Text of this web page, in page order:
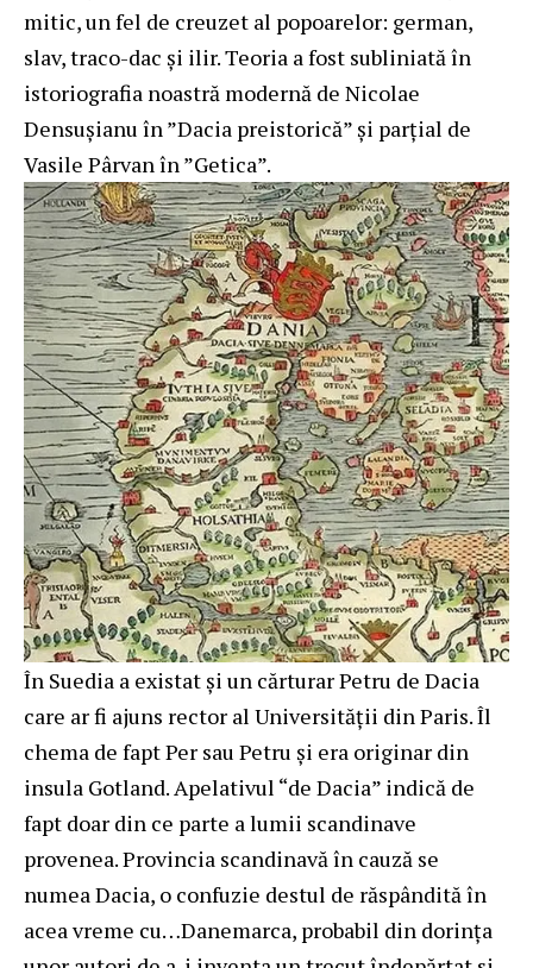
mitic, un fel de creuzet al popoarelor: german,
slav, traco-dac și ilir. Teoria a fost subliniată în
istoriografia noastră modernă de Nicolae
Densușianu în ”Dacia preistorică” și parțial de
Vasile Pârvan în ”Getica”.
În Suedia a existat și un cărturar Petru de Dacia
care ar fi ajuns rector al Universității din Paris. Îl
chema de fapt Per sau Petru şi era originar din
insula Gotland. Apelativul “de Dacia” indică de
fapt doar din ce parte a lumii scandinave
provenea. Provincia scandinavă în cauză se
numea Dacia, o confuzie destul de răspândită în
acea vreme cu…Danemarca, probabil din dorința